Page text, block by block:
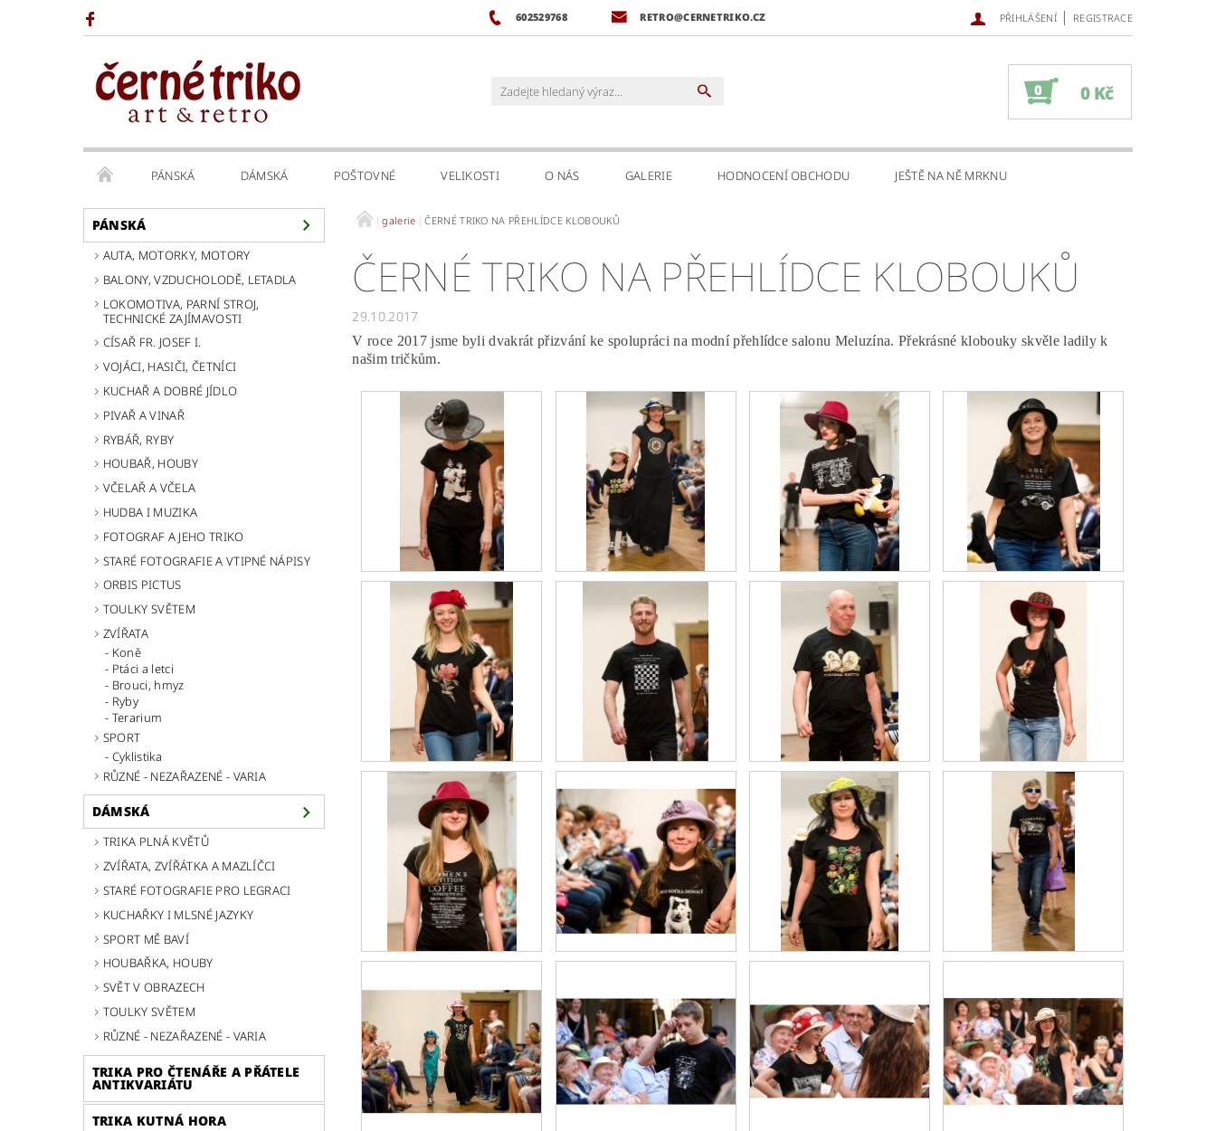
602529768 RETRO@CERNETRIKO.CZ PŘIHLÁŠENÍ | REGISTRACE
0 0 Kč
PÁNSKÁ DÁMSKÁ POŠTOVNÉ VELIKOSTI O NÁS GALERIE HODNOCENÍ OBCHODU JEŠTĚ NA NĚ MRKNU
PÁNSKÁ
AUTA, MOTORKY, MOTORY
BALONY, VZDUCHOLODĚ, LETADLA
LOKOMOTIVA, PARNÍ STROJ,
TECHNICKÉ ZAJÍMAVOSTI
CÍSAŘ FR. JOSEF I.
VOJÁCI, HASIČI, ČETNÍCI
KUCHAŘ A DOBRÉ JÍDLO
PIVAŘ A VINAŘ
RYBÁŘ, RYBY
HOUBAŘ, HOUBY
VČELAŘ A VČELA
HUDBA I MUZIKA
FOTOGRAF A JEHO TRIKO
STARÉ FOTOGRAFIE A VTIPNÉ NÁPISY
ORBIS PICTUS
TOULKY SVĚTEM
ZVÍŘATA
Koně
Ptáci a letci
Brouci, hmyz
Ryby
Terarium
SPORT
Cyklistika
RŮZNÉ - NEZAŘAZENÉ - VARIA
DÁMSKÁ
TRIKA PLNÁ KVĚTŮ
ZVÍŘATA, ZVÍŘÁTKA A MAZLÍČCI
STARÉ FOTOGRAFIE PRO LEGRACI
KUCHAŘKY I MLSNÉ JAZYKY
SPORT MĚ BAVÍ
HOUBAŘKA, HOUBY
SVĚT V OBRAZECH
TOULKY SVĚTEM
RŮZNÉ - NEZAŘAZENÉ - VARIA
TRIKA PRO ČTENÁŘE A PŘÁTELE
ANTIKVARIÁTU
TRIKA KUTNÁ HORA
galerie ČERNÉ TRIKO NA PŘEHLÍDCE KLOBOUKŮ
ČERNÉ TRIKO NA PŘEHLÍDCE KLOBOUKŮ
29.10.2017
V roce 2017 jsme byli dvakrát přizvání ke spolupráci na modní přehlídce salonu Meluzína. Překrásné klobouky skvěle ladily k
našim tričkům.